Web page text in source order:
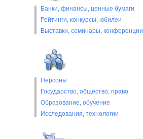
Банки, финансы, ценные бумаги
Рейтинги, конкурсы, юбилеи
Выставки, cеминары, конференции
Персоны
Государство, общество, право
Образование, обучение
Исследования, технологии